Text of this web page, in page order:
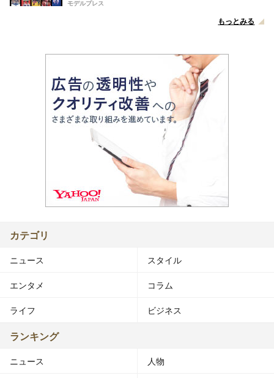
モデルプレス
もっとみる
カテゴリ
ニュース スタイル
エンタメ コラム
ライフ ビジネス
ランキング
ニュース 人物